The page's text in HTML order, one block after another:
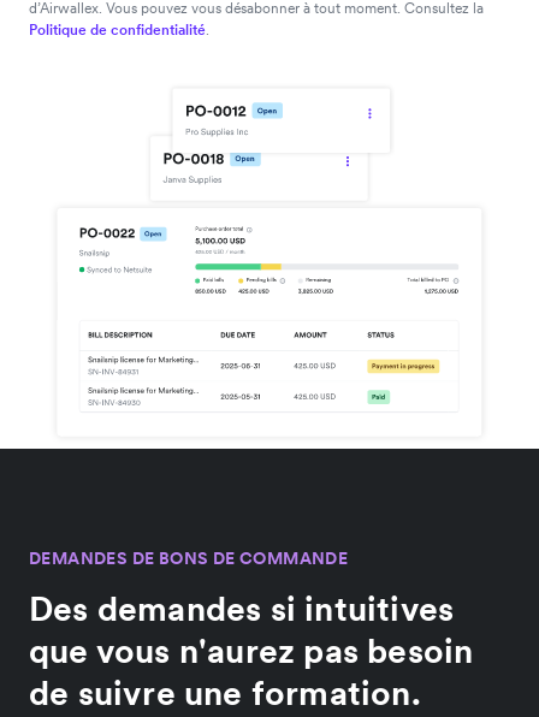
d’Airwallex. Vous pouvez vous désabonner à tout moment. Consultez la
Politique de confidentialité.
DEMANDES DE BONS DE COMMANDE
Des demandes si intuitives
que vous n'aurez pas besoin
de suivre une formation.